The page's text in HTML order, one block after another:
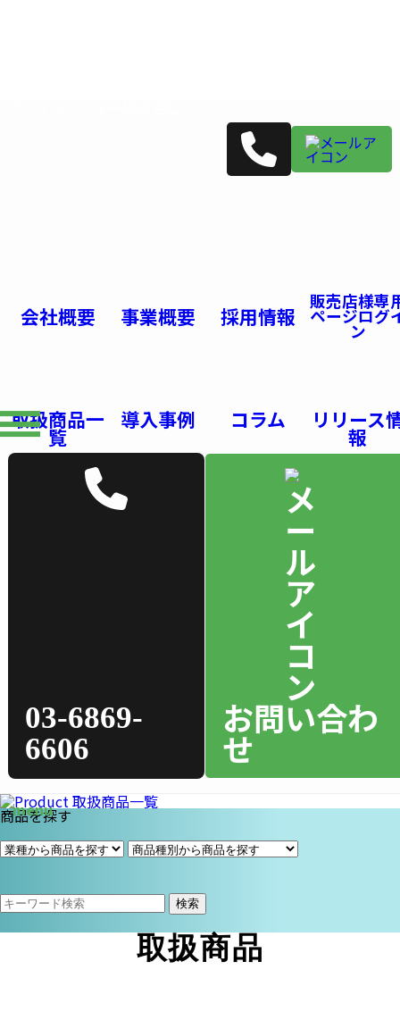
会社概要 事業概要 採用情報
販売店様専
ページログ
ン
取扱商品一
覧
導入事例 コラム リリース
報
03-6869-
6606
お問い合わ
せ
商品を探す
検索
取扱商品